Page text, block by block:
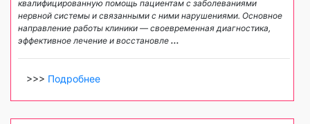
квалифицированную помощь пациентам с заболеваниями
нервной системы и связанными с ними нарушениями. Основное
направление работы клиники — своевременная диагностика,
эффективное лечение и восстановле ...
>>> Подробнее